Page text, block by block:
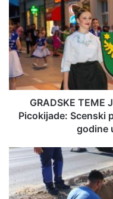
GRADSKE
Picokijade: Scenski
godine